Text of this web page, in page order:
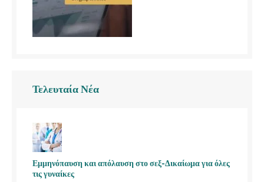
Τελευταία Νέα
Εμμηνόπαυση και απόλαυση στο σεξ-Δικαίωμα για όλες
τις γυναίκες